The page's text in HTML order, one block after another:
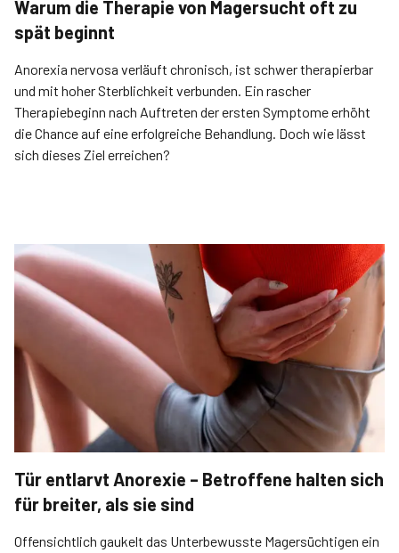
Warum die Therapie von Magersucht oft zu
spät beginnt
Anorexia nervosa verläuft chronisch, ist schwer therapierbar
und mit hoher Sterblichkeit verbunden. Ein rascher
Therapiebeginn nach Auftreten der ersten Symptome erhöht
die Chance auf eine erfolgreiche Behandlung. Doch wie lässt
sich dieses Ziel erreichen?
Tür entlarvt Anorexie – Betroffene halten sich
für breiter, als sie sind
Offensichtlich gaukelt das Unterbewusste Magersüchtigen ein